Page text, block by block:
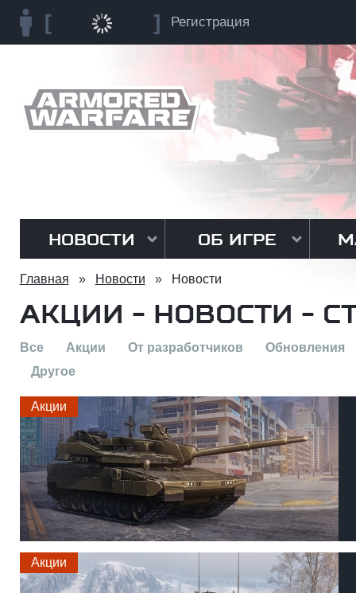
Регистрация
НОВОСТИ ОБ ИГРЕ
Главная » Новости » Новости
АКЦИИ - НОВОСТИ -
Все Акции От разработчиков
Обновления
Другое
Акции
Акции